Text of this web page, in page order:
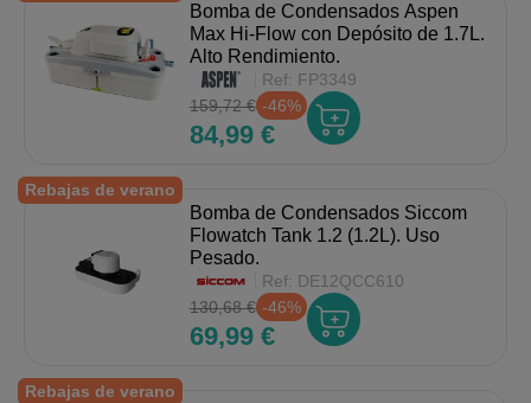
Bomba de Condensados Aspen
Max Hi-Flow con Depósito de 1.7L.
Alto Rendimiento.
Ref: FP3349
159,72 € -46%
84,99 €
Rebajas de verano
Bomba de Condensados Siccom
Flowatch Tank 1.2 (1.2L). Uso
Pesado.
Ref: DE12QCC610
130,68 € -46%
69,99 €
Rebajas de verano